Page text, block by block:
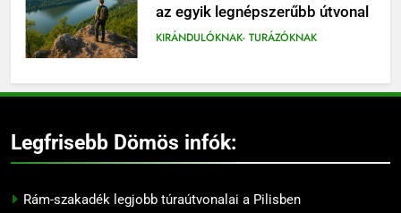
az egyik legnépszerűbb útvonal
KIRÁNDULÓKNAK- TURÁZÓKNAK
7
kirándulás: mit érdemes tudni
előtte
8
Legfrisebb Dömös infók:
Rám-szakadék legjobb túraútvonalai a Pilisben